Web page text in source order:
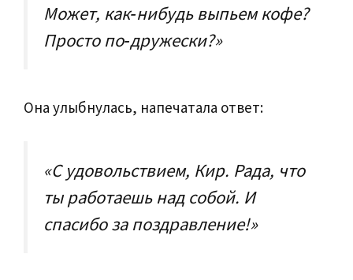
Может, как‑нибудь выпьем кофе?
Просто по‑дружески?»
Она улыбнулась, напечатала ответ:
«С удовольствием, Кир. Рада, что
ты работаешь над собой. И
спасибо за поздравление!»